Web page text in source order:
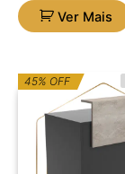
Ver Mais
45% OFFO
preço
original
era:
O
preço
atual
é: